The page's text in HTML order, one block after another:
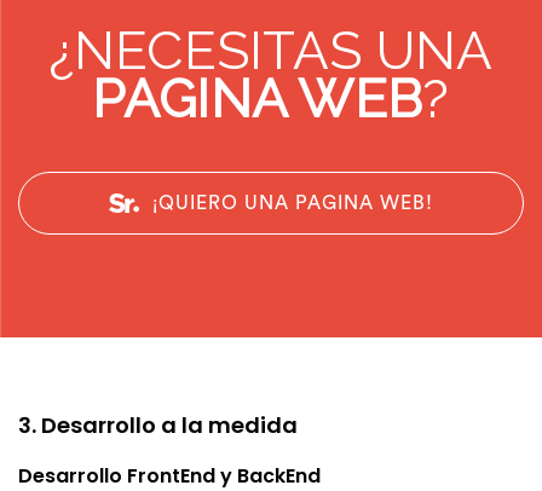
¿NECESITAS UNA
PAGINA WEB?
¡QUIERO UNA PAGINA WEB!
3. Desarrollo a la medida
Desarrollo FrontEnd y BackEnd